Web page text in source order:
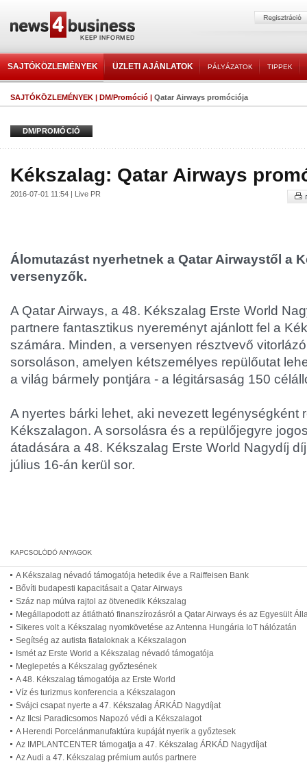
SAJTÓKÖZLEMÉNYEK ÜZLETI AJÁNLATOK PÁLYÁZATOK TIPPEK
SAJTÓKÖZLEMÉNYEK | DM/Promóció | Qatar Airways promóciója
DM/PROMÓCIÓ
Kékszalag: Qatar Airways
2016-07-01 11:54 | Live PR
Álomutazást nyerhetnek a Qatar Airwaystől a
versenyzők.
A Qatar Airways, a 48. Kékszalag Erste World
partnere fantasztikus nyereményt ajánlott fel a
számára. Minden, a versenyen résztvevő
sorsoláson, amelyen kétszemélyes repülőutat
a világ bármely pontjára - a légitársaság 150
A nyertes bárki lehet, aki nevezett legénységként
Kékszalagon. A sorsolásra és a repülőjegyre
átadására a 48. Kékszalag Erste World Nagydíj
július 16-án kerül sor.
A Kékszalag névadó támogatója hetedik éve a Raiffeisen Bank
Bővíti budapesti kapacitásait a Qatar Airways
Száz nap múlva rajtol az ötvenedik Kékszalag
Megállapodott az átlátható finanszírozásról a Qatar Airways és az Egyesült
Sikeres volt a Kékszalag nyomkövetése az Antenna Hungária IoT hálózatán
Segítség az autista fiataloknak a Kékszalagon
Ismét az Erste World a Kékszalag névadó támogatója
Meglepetés a Kékszalag győztesének
A 48. Kékszalag támogatója az Erste World
Víz és turizmus konferencia a Kékszalagon
Svájci csapat nyerte a 47. Kékszalag ÁRKÁD Nagydíjat
Az Ilcsi Paradicsomos Napozó védi a Kékszalagot
A Herendi Porcelánmanufaktúra kupáját nyerik a győztesek
Az IMPLANTCENTER támogatja a 47. Kékszalag ÁRKÁD Nagydíjat
Az Audi a 47. Kékszalag prémium autós partnere